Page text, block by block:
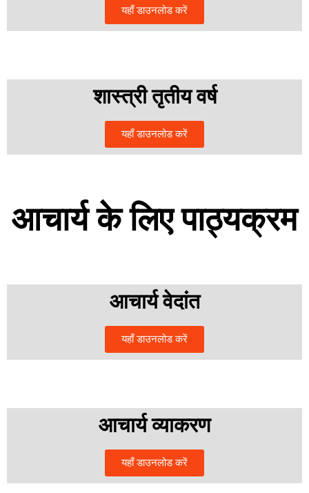
यहाँ डाउनलोड करें
शास्त्री तृतीय वर्ष
यहाँ डाउनलोड करें
आचार्य के लिए पाठ्यक्रम
आचार्य वेदांत
यहाँ डाउनलोड करें
आचार्य व्याकरण
यहाँ डाउनलोड करें